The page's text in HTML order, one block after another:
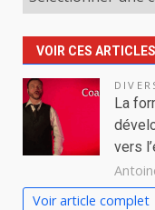
VOIR CES
La
vers
Voir article complet